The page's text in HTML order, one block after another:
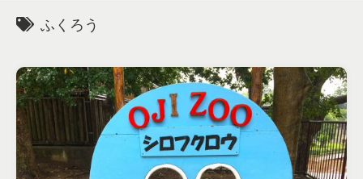
国外・海外
人気カオパネ
投稿する
ふくろう